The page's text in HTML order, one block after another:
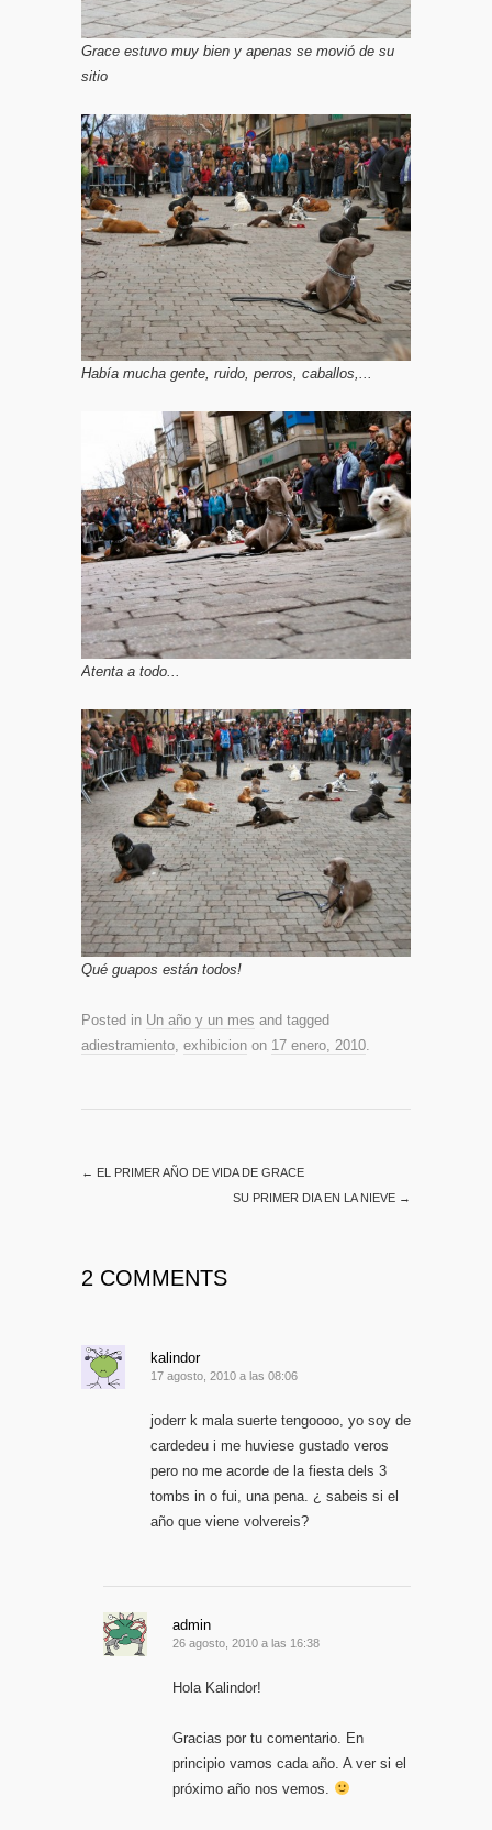
Grace estuvo muy bien y apenas se movió de su
sitio
Había mucha gente, ruido, perros, caballos,...
Atenta a todo...
Qué guapos están todos!
Posted in Un año y un mes and tagged
adiestramiento exhibicion on 17 enero, 2010
← EL PRIMER AÑO DE VIDA DE GRACE
SU PRIMER DIA EN LA NIEVE →
2 COMMENTS
kalindor
17 agosto, 2010 a las 08:06
joderr k mala suerte tengoooo, yo soy de
cardedeu i me huviese gustado veros
pero no me acorde de la fiesta dels 3
tombs in o fui, una pena. ¿ sabeis si el
año que viene volvereis?
admin
26 agosto, 2010 a las 16:38
Hola Kalindor!
Gracias por tu comentario. En
principio vamos cada año. A ver si el
próximo año nos vemos.